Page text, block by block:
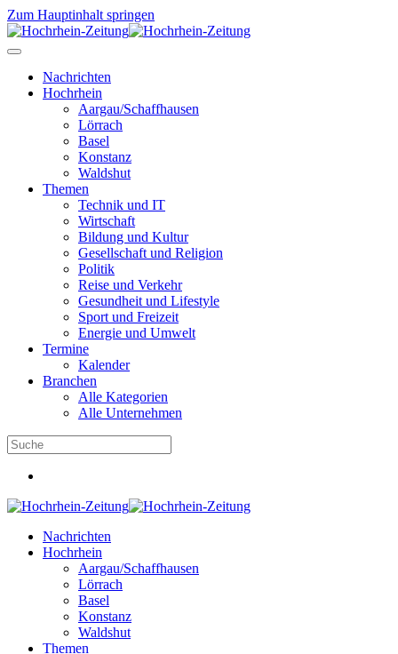
Zum Hauptinhalt springen
Nachrichten
Hochrhein
Aargau/Schaffhausen
Lörrach
Basel
Konstanz
Waldshut
Themen
Technik und IT
Wirtschaft
Bildung und Kultur
Gesellschaft und Religion
Politik
Reise und Verkehr
Gesundheit und Lifestyle
Sport und Freizeit
Energie und Umwelt
Termine
Kalender
Branchen
Alle Kategorien
Alle Unternehmen
Nachrichten
Hochrhein
Aargau/Schaffhausen
Lörrach
Basel
Konstanz
Waldshut
Themen